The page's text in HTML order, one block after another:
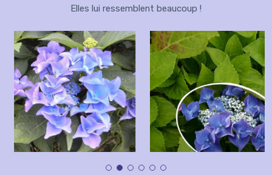
Elles lui ressemblent beaucoup !